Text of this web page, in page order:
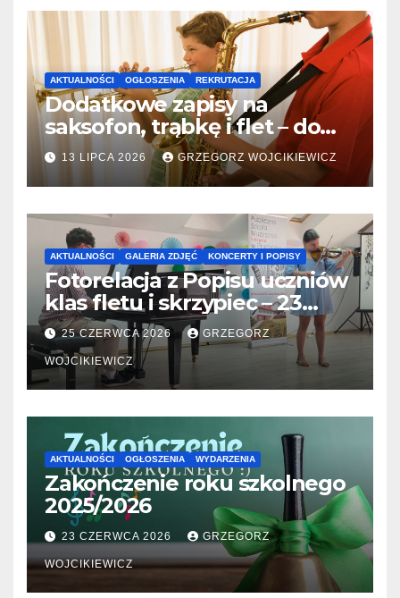
AKTUALNOŚCI OGŁOSZENIA REKRUTACJA
Dodatkowe zapisy na
saksofon, trąbkę i flet – do
31.07.2026
13 LIPCA 2026 GRZEGORZ WOJCIKIEWICZ
AKTUALNOŚCI GALERIA ZDJĘĆ KONCERTY I POPISY
Fotorelacja z Popisu uczniów
klas fletu i skrzypiec – 23
06.2026
25 CZERWCA 2026 GRZEGORZ
WOJCIKIEWICZ
AKTUALNOŚCI OGŁOSZENIA WYDARZENIA
Zakończenie roku szkolnego
2025/2026
23 CZERWCA 2026 GRZEGORZ
WOJCIKIEWICZ